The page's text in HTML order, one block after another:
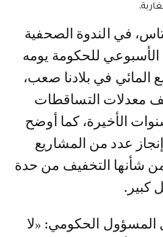
الأسبوعي للحكومة يومه
المائي في بلادنا صعب،
معدلات التساقطات
الأخيرة، كما أوضح
عدد من المشاريع
من شأنها التخفيف من حدة
كبير.
المسؤول الحكومي: «لا